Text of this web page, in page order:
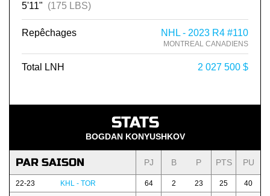
5'11" (175 LBS)
Repêchages NHL - 2023 R4 #110
MONTREAL CANADIENS
Total LNH 2 027 500 $
STATS
BOGDAN KONYUSHKOV
PAR SAISON PJ B P PTS PU
22-23 KHL - TOR 64 2 23 25 40